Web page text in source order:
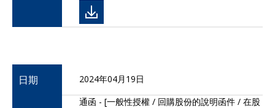
日期 2024年04月19日
通函 - [一般性授權 / 回購股份的說明函件 / 在股